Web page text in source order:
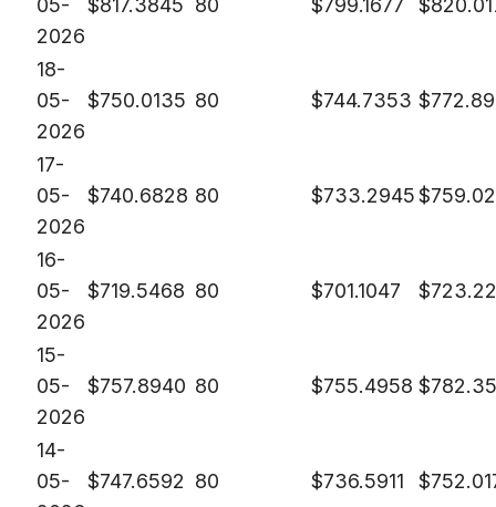
05-
2026
$817.3845 80 $799.1677 $
18-
05-
2026
$750.0135 80 $744.7353 $
17-
05-
2026
$740.6828 80 $733.2945$
16-
05-
2026
$719.5468 80 $701.1047 $
15-
05-
2026
$757.8940 80 $755.4958 $
14-
05-
$747.6592 80 $736.5911 $